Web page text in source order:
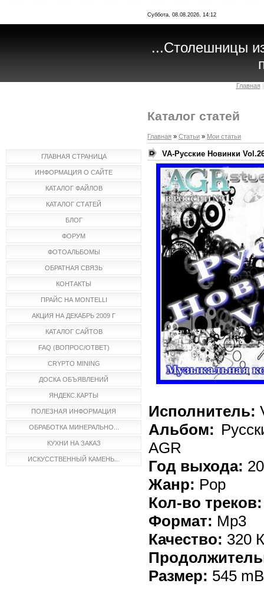
ГЛАВНАЯ СТРАНИЦА
ИНФОРМАЦИЯ О САЙТЕ
КАТАЛОГ ФАЙЛОВ
КАТАЛОГ СТАТЕЙ
БЛОГ
ФОРУМ
ФОТОАЛЬБОМЫ
ОБРАТНАЯ СВЯЗЬ
КОНТАКТЫ
ПРАЙС НА MONTELLI
АКЦИЯ НА ДЕКАБРЬ 2009 Г
КАТАЛОГ САЙТОВ
FAQ (ВОПРОС/ОТВЕТ)
CRYPTO MINING
ДОСКА ОБЪЯВЛЕНИЙ
ЯНДЕКС.КАРТЫ
ПОЛЕЗНАЯ ИНФОРМАЦИЯ
ОБРАБОТКА МИНЕРАЛЬНО...
КУХНИ НА ЗАКАЗ
ИСКУССТВЕННЫЙ КАМЕНЬ...
Суббота, 08.08.2026, 14:12
...Столешницы
Главная
Каталог статей
Главная » Статьи » Мои статьи
VA-Русские Новинки
Исполнитель:
Альбом:
AGR
Год выхода:
Жанр: Pop
Кол-во треков:
Формат: Mp3
Качество: 320
Размер: 545 mB